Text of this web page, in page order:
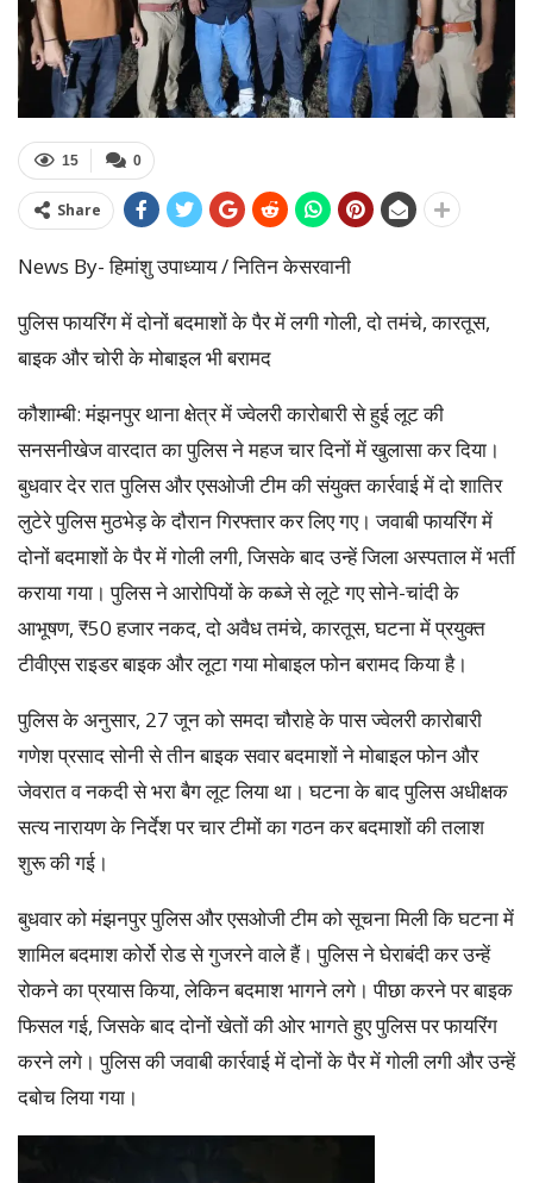
0
15
Share
News By- हिमांशु उपाध्याय / नितिन केसरवानी
पुलिस फायरिंग में दोनों बदमाशों के पैर में लगी गोली, दो तमंचे, कारतूस,
बाइक और चोरी के मोबाइल भी बरामद
कौशाम्बी: मंझनपुर थाना क्षेत्र में ज्वेलरी कारोबारी से हुई लूट की
सनसनीखेज वारदात का पुलिस ने महज चार दिनों में खुलासा कर दिया।
बुधवार देर रात पुलिस और एसओजी टीम की संयुक्त कार्रवाई में दो शातिर
लुटेरे पुलिस मुठभेड़ के दौरान गिरफ्तार कर लिए गए। जवाबी फायरिंग में
दोनों बदमाशों के पैर में गोली लगी, जिसके बाद उन्हें जिला अस्पताल में भर्ती
कराया गया। पुलिस ने आरोपियों के कब्जे से लूटे गए सोने-चांदी के
आभूषण, ₹50 हजार नकद, दो अवैध तमंचे, कारतूस, घटना में प्रयुक्त
टीवीएस राइडर बाइक और लूटा गया मोबाइल फोन बरामद किया है।
पुलिस के अनुसार, 27 जून को समदा चौराहे के पास ज्वेलरी कारोबारी
गणेश प्रसाद सोनी से तीन बाइक सवार बदमाशों ने मोबाइल फोन और
जेवरात व नकदी से भरा बैग लूट लिया था। घटना के बाद पुलिस अधीक्षक
सत्य नारायण के निर्देश पर चार टीमों का गठन कर बदमाशों की तलाश
शुरू की गई।
बुधवार को मंझनपुर पुलिस और एसओजी टीम को सूचना मिली कि घटना में
शामिल बदमाश कोर्रो रोड से गुजरने वाले हैं। पुलिस ने घेराबंदी कर उन्हें
रोकने का प्रयास किया, लेकिन बदमाश भागने लगे। पीछा करने पर बाइक
फिसल गई, जिसके बाद दोनों खेतों की ओर भागते हुए पुलिस पर फायरिंग
करने लगे। पुलिस की जवाबी कार्रवाई में दोनों के पैर में गोली लगी और उन्हें
दबोच लिया गया।